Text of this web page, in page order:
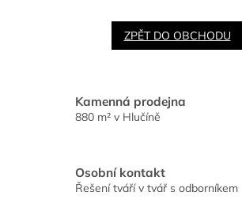
ZPĚT DO OBCHODU
Kamenná prodejna
880 m² v Hlučíně
Osobní kontakt
Řešení tváří v tvář s odborníkem